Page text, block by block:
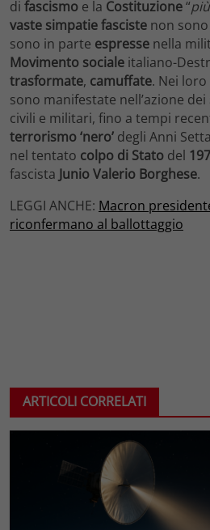
di fascismo e la Costituzione“
vaste simpatie fasciste non sono
sono in parte espresse nella
Movimento sociale italiano-
trasformate, camuffate. Nei loro
sono manifestate nell’azione dei
civili e militari, fino a tempi
terrorismo ‘nero’ degli Anni
nel tentato colpo di Stato del
fascista Junio Valerio Borghese.
LEGGI ANCHE: Macron
riconfermano al ballottaggio
ARTICOLI CORRELATI